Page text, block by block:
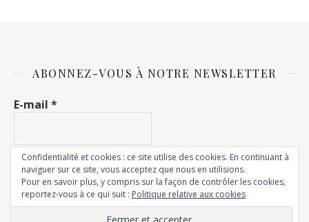
ABONNEZ-VOUS À NOTRE NEWSLETTER
E-mail *
Confidentialité et cookies : ce site utilise des cookies. En continuant à
naviguer sur ce site, vous acceptez que nous en utilisions.
Pour en savoir plus, y compris sur la façon de contrôler les cookies,
reportez-vous à ce qui suit : Politique relative aux cookies